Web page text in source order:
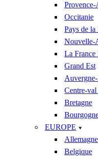
Occitanie
Pays de
Nouvelle-
La France
Grand Est
Centre-
Bretagne
EUROPE
Allemagne
Belgique